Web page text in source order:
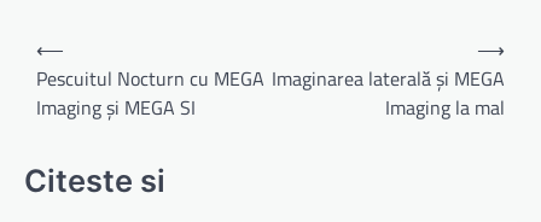
Navigare
în
articole
⟵
Pescuitul Nocturn cu MEGA
Imaging și MEGA SI
Imaginarea laterală și MEGA
Imaging la mal
⟶
Citeste si